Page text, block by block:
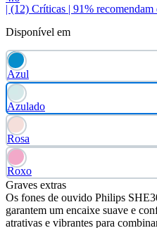
| (12) Críticas | 91% recomendam
Disponível em
Azul
Azulado
Rosa
Roxo
Graves extras
Os fones de ouvido Philips
garantem um encaixe suave e
atrativas e vibrantes para